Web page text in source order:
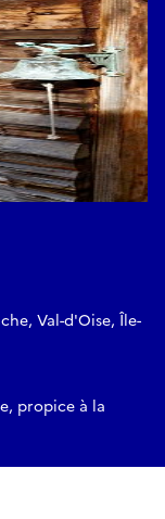
Val-d'Oise, Île-
propice à la